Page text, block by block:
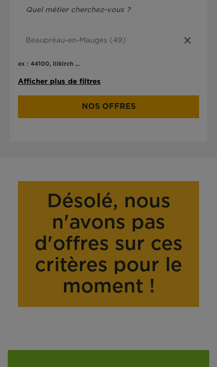
ex : 44100, Illkirch ...
Afficher plus de filtres
NOS OFFRES
Désolé, nous
n'avons pas
d'offres sur ces
critères pour le
moment !